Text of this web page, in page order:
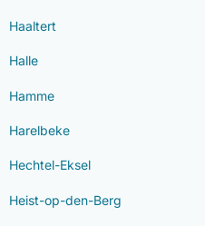
Haaltert
Halle
Hamme
Harelbeke
Hechtel-Eksel
Heist-op-den-Berg